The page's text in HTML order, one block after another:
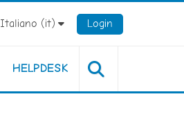
Italiano ‎(it)‎ Login
HELPDESK